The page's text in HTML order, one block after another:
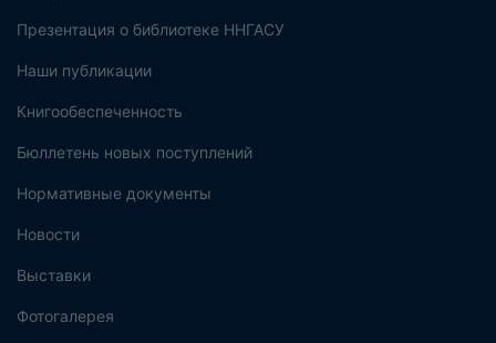
Презентация о библиотеке ННГАСУ
Наши публикации
Книгообеспеченность
Бюллетень новых поступлений
Нормативные документы
Новости
Выставки
Фотогалерея